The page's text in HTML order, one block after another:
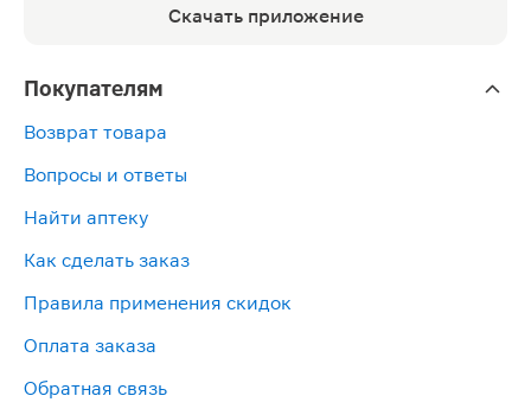
Скачать приложение
Покупателям
Возврат товара
Вопросы и ответы
Найти аптеку
Как сделать заказ
Правила применения скидок
Оплата заказа
Обратная связь